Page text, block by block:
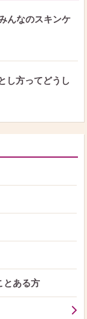
んなのスキンケ
し方ってどうし
ある方